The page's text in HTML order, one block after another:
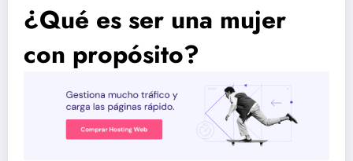
¿Qué es ser una mujer
con propósito?